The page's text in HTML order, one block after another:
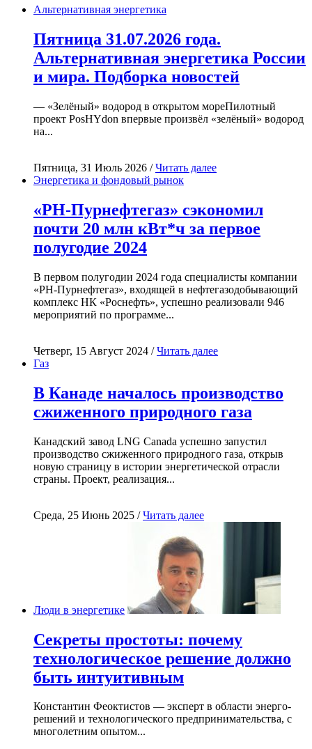
Альтернативная энергетика
Пятница 31.07.2026 года.
Альтернативная энергетика России
и мира. Подборка новостей
— «Зелёный» водород в открытом мореПилотный
проект PosHYdon впервые произвёл «зелёный» водород
на...
Пятница, 31 Июль 2026 /Читать далее
Энергетика и фондовый рынок
«РН-Пурнефтегаз» сэкономил
почти 20 млн кВт*ч за первое
полугодие 2024
В первом полугодии 2024 года специалисты компании
«РН-Пурнефтегаз», входящей в нефтегазодобывающий
комплекс НК «Роснефть», успешно реализовали 946
мероприятий по программе...
Четверг, 15 Август 2024 /Читать далее
Газ
В Канаде началось производство
сжиженного природного газа
Канадский завод LNG Canada успешно запустил
производство сжиженного природного газа, открыв
новую страницу в истории энергетической отрасли
страны. Проект, реализация...
Среда, 25 Июнь 2025 /Читать далее
Люди в энергетике
Секреты простоты: почему
технологическое решение должно
быть интуитивным
Константин Феоктистов — эксперт в области энерго-
решений и технологического предпринимательства, с
многолетним опытом...